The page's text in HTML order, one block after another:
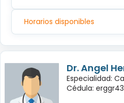
Horarios disponibles
Dr. Angel
Especialidad:
Cédula: